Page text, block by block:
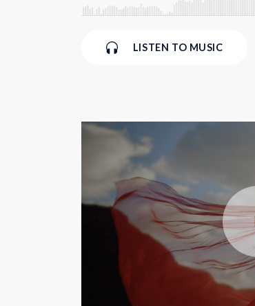
LISTEN TO MUSIC